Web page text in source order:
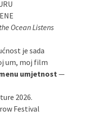
Ocean Listens
je sada
um, moj film
umjetnost —
2026.
Festival